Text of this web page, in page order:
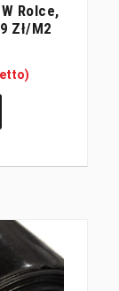
Rolce,
Zł/m2